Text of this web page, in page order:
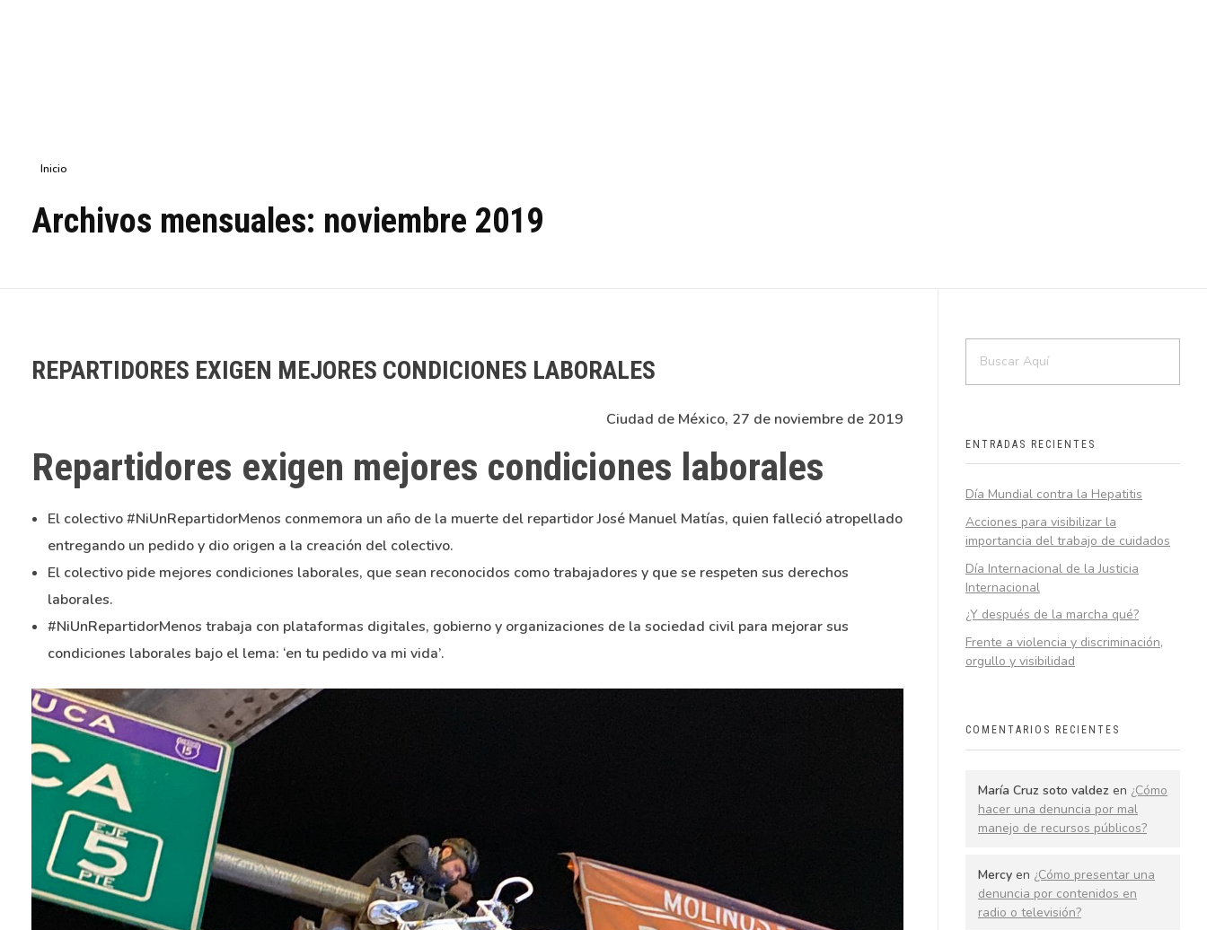
Inicio
Archivos mensuales: noviembre 2019
REPARTIDORES EXIGEN MEJORES CONDICIONES LABORALES
Ciudad de México, 27 de noviembre de 2019
Repartidores exigen mejores condiciones laborales
El colectivo #NiUnRepartidorMenos conmemora un año de la muerte del repartidor José Manuel Matías, quien falleció atropellado
entregando un pedido y dio origen a la creación del colectivo.
El colectivo pide mejores condiciones laborales, que sean reconocidos como trabajadores y que se respeten sus derechos
laborales.
#NiUnRepartidorMenos trabaja con plataformas digitales, gobierno y organizaciones de la sociedad civil para mejorar sus
condiciones laborales bajo el lema: ‘en tu pedido va mi vida’.
ENTRADAS RECIENTES
Día Mundial contra la Hepatitis
Acciones para visibilizar la
importancia del trabajo de cuidados
Día Internacional de la Justicia
Internacional
¿Y después de la marcha qué?
Frente a violencia y discriminación,
orgullo y visibilidad
COMENTARIOS RECIENTES
María Cruz soto valdez en ¿Cómo
hacer una denuncia por mal
manejo de recursos públicos?
Mercy en ¿Cómo presentar una
denuncia por contenidos en
radio o televisión?